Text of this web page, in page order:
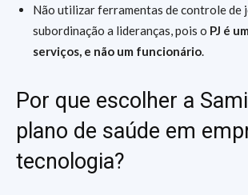
Não utilizar ferramentas de controle de
subordinação a lideranças, pois o PJ é
serviços, e não um funcionário.
Por que escolher a
plano de saúde em
tecnologia?